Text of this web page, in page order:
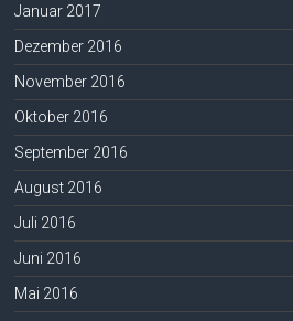
Januar 2017
Dezember 2016
November 2016
Oktober 2016
September 2016
August 2016
Juli 2016
Juni 2016
Mai 2016